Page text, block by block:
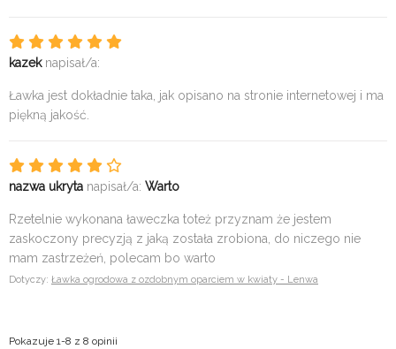
kazeknapisał/a:
Ławka jest dokładnie taka, jak opisano na stronie internetowej i ma
piękną jakość.
nazwa ukryta napisał/a: Warto
Rzetelnie wykonana ławeczka toteż przyznam że jestem
zaskoczony precyzją z jaką została zrobiona, do niczego nie
mam zastrzeżeń, polecam bo warto
Dotyczy: Ławka ogrodowa z ozdobnym oparciem w kwiaty - Lenwa
Pokazuje 1-8 z 8 opinii